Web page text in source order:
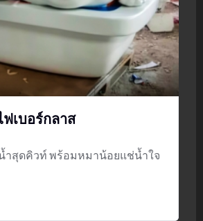
เบอร์กลาส
ำสุดคิวท์ พร้อมหมาน้อยแช่น้ำใจ